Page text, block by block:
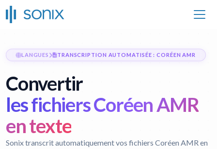
LANGUES TRANSCRIPTION AUTOMATISÉE : CORÉEN AMR
Convertir
les fichiers Coréen AMR
en texte
Sonix transcrit automatiquement vos fichiers Coréen AMR en